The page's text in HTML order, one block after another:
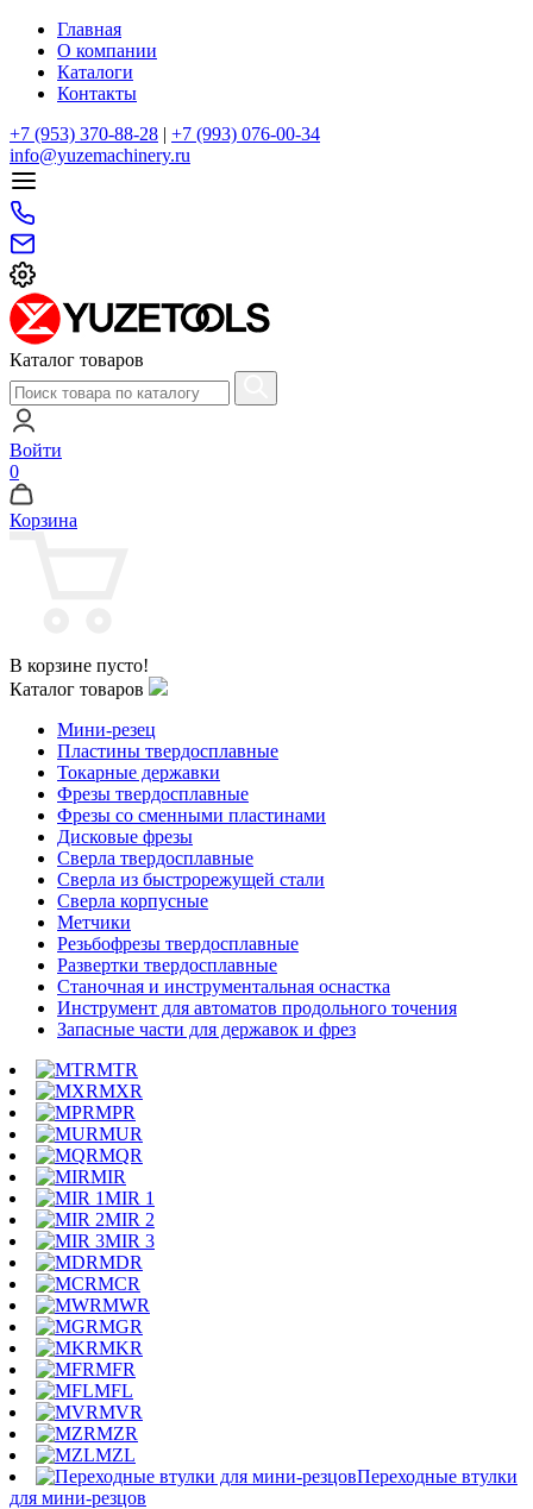
Главная
О компании
Каталоги
Контакты
+7 (953) 370-88-28 | +7 (993) 076-00-34
info@yuzemachinery.ru
Каталог товаров
Войти
0
Корзина
В корзине пусто!
Каталог товаров
Мини-резец
Пластины твердосплавные
Токарные державки
Фрезы твердосплавные
Фрезы со сменными пластинами
Дисковые фрезы
Сверла твердосплавные
Сверла из быстрорежущей стали
Сверла корпусные
Метчики
Резьбофрезы твердосплавные
Развертки твердосплавные
Станочная и инструментальная оснастка
Инструмент для автоматов продольного точения
Запасные части для державок и фрез
MTR
MXR
MPR
MUR
MQR
MIR
MIR 1
MIR 2
MIR 3
MDR
MCR
MWR
MGR
MKR
MFR
MFL
MVR
MZR
MZL
Переходные втулки
для мини-резцов